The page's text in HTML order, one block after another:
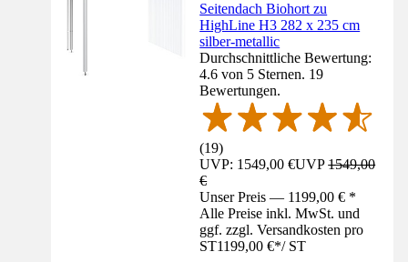
Seitendach Biohort zu
HighLine H3 282 x 235 cm
silber-metallic
Durchschnittliche Bewertung:
4.6 von 5 Sternen. 19
Bewertungen.
(19)
UVP: 1549,00 €UVP1549,00
€
Unser Preis — 1199,00 € *
Alle Preise inkl. MwSt. und
ggf. zzgl. Versandkosten pro
ST1199,00 €*/ ST